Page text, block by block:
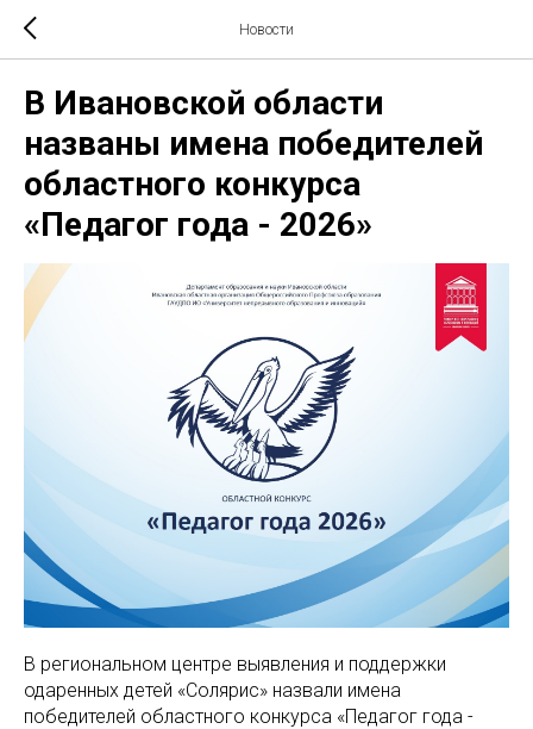
Новости
В Ивановской области
названы имена победителей
областного конкурса
«Педагог года - 2026»
В региональном центре выявления и поддержки
одаренных детей «Солярис» назвали имена
победителей областного конкурса «Педагог года -